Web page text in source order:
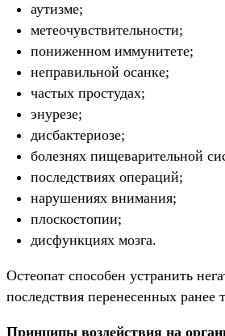
аутизме;
метеочувствительности;
пониженном иммунитете;
неправильной осанке;
частых простудах;
энурезе;
дисбактериозе;
болезнях пищеварительной
последствиях операций;
нарушениях внимания;
плоскостопии;
дисфункциях мозга.
Остеопат способен устранить
последствия перенесенных ранее
Принципы воздействия на